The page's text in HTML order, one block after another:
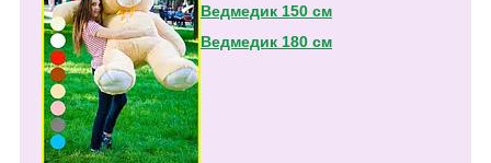
Ведмедик 150 см
Ведмедик 180 см